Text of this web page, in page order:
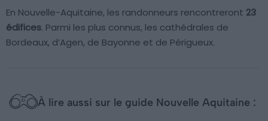
En Nouvelle-Aquitaine, les randonneurs rencontreront 23
édifices. Parmi les plus connus, les cathédrales de
Bordeaux, d’Agen, de Bayonne et de Périgueux.
À lire aussi sur le guide Nouvelle Aquitaine :